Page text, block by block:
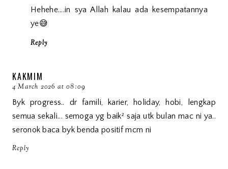
Hehehe....in sya Allah kalau ada kesempatannya
ye😅
Reply
KAKMIM
4 March 2026 at 08:09
Byk progress.. dr famili, karier, holiday, hobi, lengkap
semua sekali... semoga yg baik² saja utk bulan mac ni ya..
seronok baca byk benda positif mcm ni
Reply